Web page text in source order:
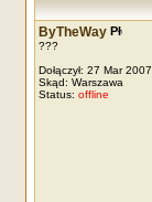
ByTheWay
???
Dołączył: 27 Mar 2007
Skąd: Warszawa
Status: offline